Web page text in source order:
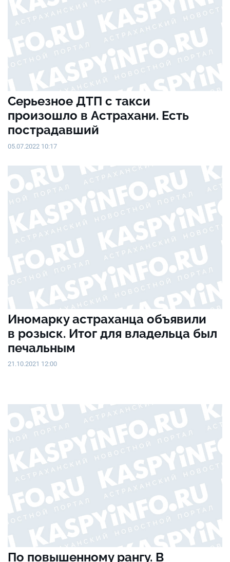
Серьезное ДТП с такси
произошло в Астрахани. Есть
пострадавший
05.07.2022 10:17
Иномарку астраханца объявили
в розыск. Итог для владельца был
печальным
21.10.2021 12:00
По повышенному рангу. В